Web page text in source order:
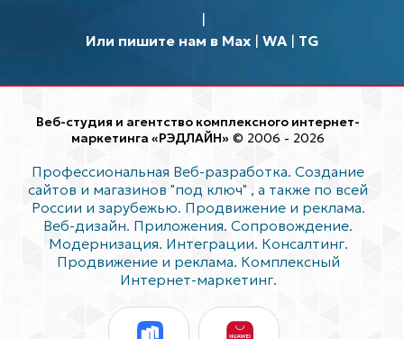
Или пишите нам в Max| WA| TG
Веб-студия и агентство комплексного интернет-
маркетинга «РЭДЛАЙН» © 2006 - 2026
Профессиональная Веб-разработка. Создание
сайтов и магазинов "под ключ" , а также по всей
России и зарубежью. Продвижение и реклама.
Веб-дизайн. Приложения. Сопровождение.
Модернизация. Интеграции. Консалтинг.
Продвижение и реклама. Комплексный
Интернет-маркетинг.